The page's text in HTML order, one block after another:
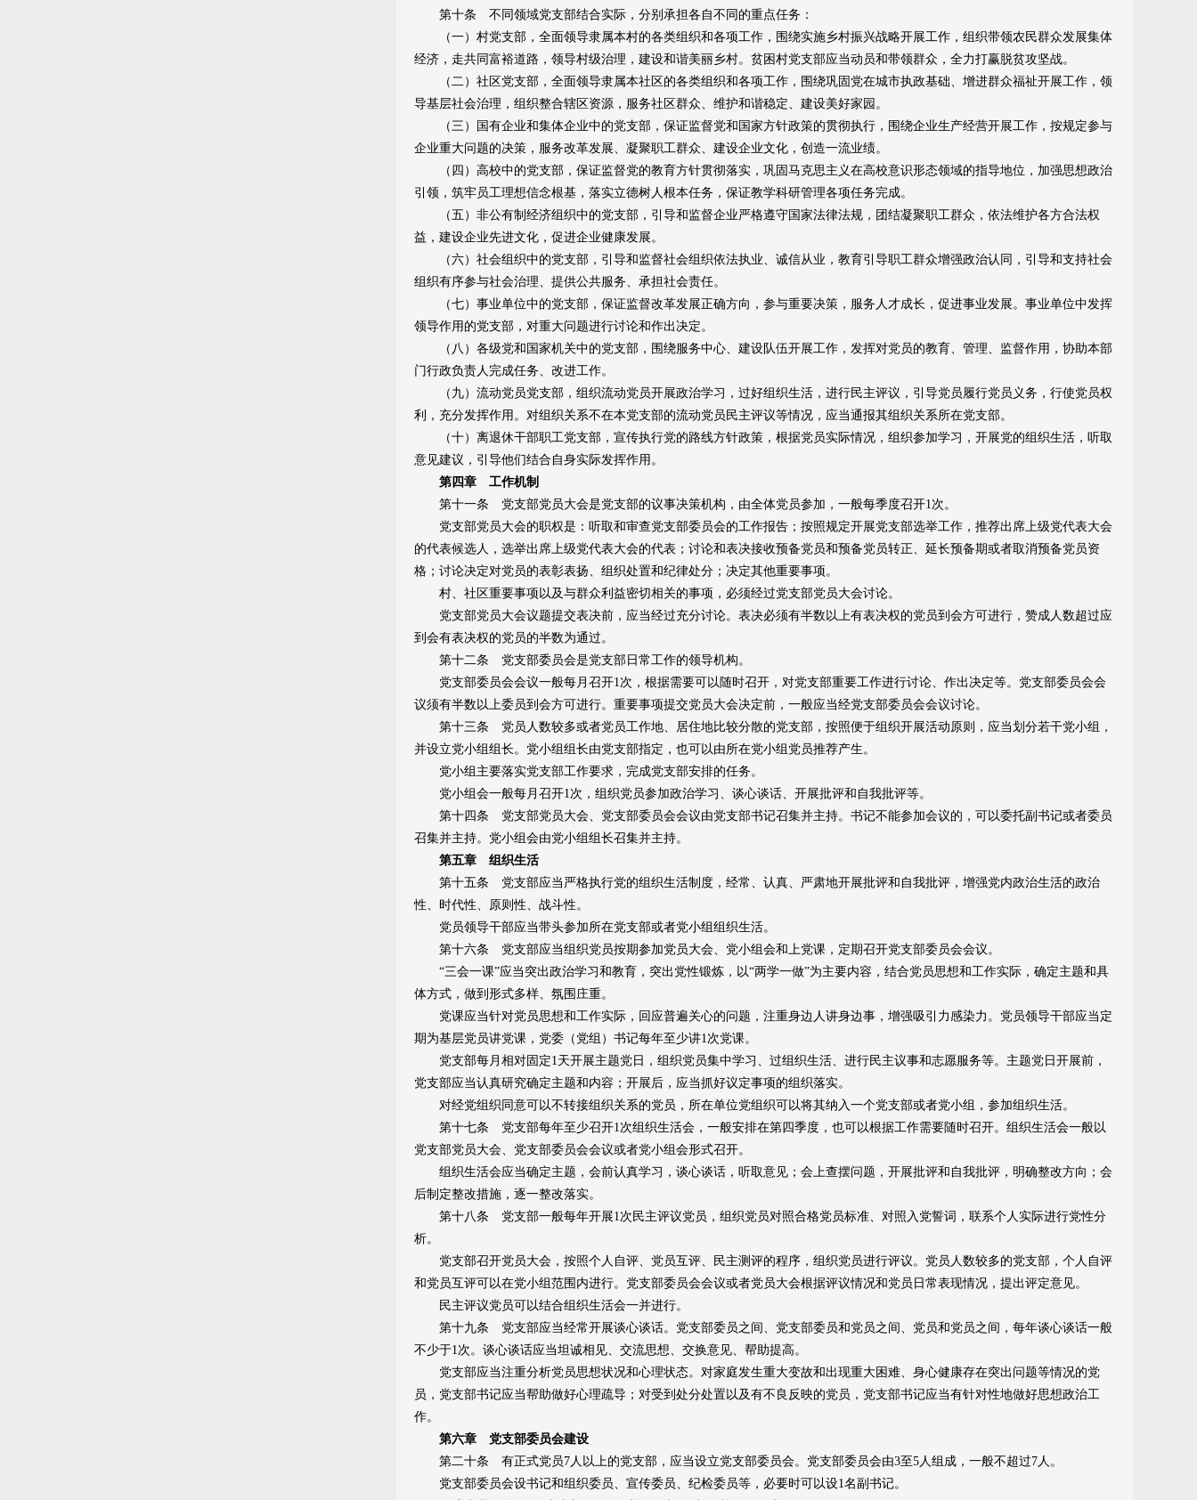
第十条 不同领域党支部结合实际，分别承担各自不同的重点任务：
（一）村党支部，全面领导隶属本村的各类组织和各项工作，围绕实施乡村振兴战略开展工作，组织带领农民群众发展集体
经济，走共同富裕道路，领导村级治理，建设和谐美丽乡村。贫困村党支部应当动员和带领群众，全力打赢脱贫攻坚战。
（二）社区党支部，全面领导隶属本社区的各类组织和各项工作，围绕巩固党在城市执政基础、增进群众福祉开展工作，领
导基层社会治理，组织整合辖区资源，服务社区群众、维护和谐稳定、建设美好家园。
（三）国有企业和集体企业中的党支部，保证监督党和国家方针政策的贯彻执行，围绕企业生产经营开展工作，按规定参与
企业重大问题的决策，服务改革发展、凝聚职工群众、建设企业文化，创造一流业绩。
（四）高校中的党支部，保证监督党的教育方针贯彻落实，巩固马克思主义在高校意识形态领域的指导地位，加强思想政治
引领，筑牢员工理想信念根基，落实立德树人根本任务，保证教学科研管理各项任务完成。
（五）非公有制经济组织中的党支部，引导和监督企业严格遵守国家法律法规，团结凝聚职工群众，依法维护各方合法权
益，建设企业先进文化，促进企业健康发展。
（六）社会组织中的党支部，引导和监督社会组织依法执业、诚信从业，教育引导职工群众增强政治认同，引导和支持社会
组织有序参与社会治理、提供公共服务、承担社会责任。
（七）事业单位中的党支部，保证监督改革发展正确方向，参与重要决策，服务人才成长，促进事业发展。事业单位中发挥
领导作用的党支部，对重大问题进行讨论和作出决定。
（八）各级党和国家机关中的党支部，围绕服务中心、建设队伍开展工作，发挥对党员的教育、管理、监督作用，协助本部
门行政负责人完成任务、改进工作。
（九）流动党员党支部，组织流动党员开展政治学习，过好组织生活，进行民主评议，引导党员履行党员义务，行使党员权
利，充分发挥作用。对组织关系不在本党支部的流动党员民主评议等情况，应当通报其组织关系所在党支部。
（十）离退休干部职工党支部，宣传执行党的路线方针政策，根据党员实际情况，组织参加学习，开展党的组织生活，听取
意见建议，引导他们结合自身实际发挥作用。
第四章 工作机制
第十一条 党支部党员大会是党支部的议事决策机构，由全体党员参加，一般每季度召开1次。
党支部党员大会的职权是：听取和审查党支部委员会的工作报告；按照规定开展党支部选举工作，推荐出席上级党代表大会
的代表候选人，选举出席上级党代表大会的代表；讨论和表决接收预备党员和预备党员转正、延长预备期或者取消预备党员资
格；讨论决定对党员的表彰表扬、组织处置和纪律处分；决定其他重要事项。
村、社区重要事项以及与群众利益密切相关的事项，必须经过党支部党员大会讨论。
党支部党员大会议题提交表决前，应当经过充分讨论。表决必须有半数以上有表决权的党员到会方可进行，赞成人数超过应
到会有表决权的党员的半数为通过。
第十二条 党支部委员会是党支部日常工作的领导机构。
党支部委员会会议一般每月召开1次，根据需要可以随时召开，对党支部重要工作进行讨论、作出决定等。党支部委员会会
议须有半数以上委员到会方可进行。重要事项提交党员大会决定前，一般应当经党支部委员会会议讨论。
第十三条 党员人数较多或者党员工作地、居住地比较分散的党支部，按照便于组织开展活动原则，应当划分若干党小组，
并设立党小组组长。党小组组长由党支部指定，也可以由所在党小组党员推荐产生。
党小组主要落实党支部工作要求，完成党支部安排的任务。
党小组会一般每月召开1次，组织党员参加政治学习、谈心谈话、开展批评和自我批评等。
第十四条 党支部党员大会、党支部委员会会议由党支部书记召集并主持。书记不能参加会议的，可以委托副书记或者委员
召集并主持。党小组会由党小组组长召集并主持。
第五章 组织生活
第十五条 党支部应当严格执行党的组织生活制度，经常、认真、严肃地开展批评和自我批评，增强党内政治生活的政治
性、时代性、原则性、战斗性。
党员领导干部应当带头参加所在党支部或者党小组组织生活。
第十六条 党支部应当组织党员按期参加党员大会、党小组会和上党课，定期召开党支部委员会会议。
“三会一课”应当突出政治学习和教育，突出党性锻炼，以“两学一做”为主要内容，结合党员思想和工作实际，确定主题和具
体方式，做到形式多样、氛围庄重。
党课应当针对党员思想和工作实际，回应普遍关心的问题，注重身边人讲身边事，增强吸引力感染力。党员领导干部应当定
期为基层党员讲党课，党委（党组）书记每年至少讲1次党课。
党支部每月相对固定1天开展主题党日，组织党员集中学习、过组织生活、进行民主议事和志愿服务等。主题党日开展前，
党支部应当认真研究确定主题和内容；开展后，应当抓好议定事项的组织落实。
对经党组织同意可以不转接组织关系的党员，所在单位党组织可以将其纳入一个党支部或者党小组，参加组织生活。
第十七条 党支部每年至少召开1次组织生活会，一般安排在第四季度，也可以根据工作需要随时召开。组织生活会一般以
党支部党员大会、党支部委员会会议或者党小组会形式召开。
组织生活会应当确定主题，会前认真学习，谈心谈话，听取意见；会上查摆问题，开展批评和自我批评，明确整改方向；会
后制定整改措施，逐一整改落实。
第十八条 党支部一般每年开展1次民主评议党员，组织党员对照合格党员标准、对照入党誓词，联系个人实际进行党性分
析。
党支部召开党员大会，按照个人自评、党员互评、民主测评的程序，组织党员进行评议。党员人数较多的党支部，个人自评
和党员互评可以在党小组范围内进行。党支部委员会会议或者党员大会根据评议情况和党员日常表现情况，提出评定意见。
民主评议党员可以结合组织生活会一并进行。
第十九条 党支部应当经常开展谈心谈话。党支部委员之间、党支部委员和党员之间、党员和党员之间，每年谈心谈话一般
不少于1次。谈心谈话应当坦诚相见、交流思想、交换意见、帮助提高。
党支部应当注重分析党员思想状况和心理状态。对家庭发生重大变故和出现重大困难、身心健康存在突出问题等情况的党
员，党支部书记应当帮助做好心理疏导；对受到处分处置以及有不良反映的党员，党支部书记应当有针对性地做好思想政治工
作。
第六章 党支部委员会建设
第二十条 有正式党员7人以上的党支部，应当设立党支部委员会。党支部委员会由3至5人组成，一般不超过7人。
党支部委员会设书记和组织委员、宣传委员、纪检委员等，必要时可以设1名副书记。